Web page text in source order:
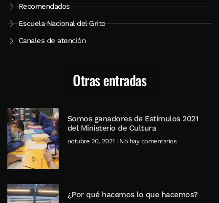
Recomendados
Escuela Nacional del Grito
Canales de atención
Otras entradas
Somos ganadores de Estímulos 2021
del Ministerio de Cultura
octubre 20, 2021 No hay comentarios
¿Por qué hacemos lo que hacemos?